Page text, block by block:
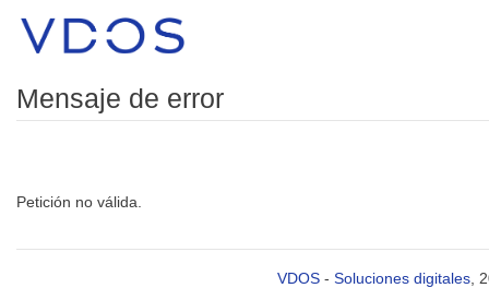
Mensaje de error
Petición no válida.
VDOS - Soluciones digitales ,